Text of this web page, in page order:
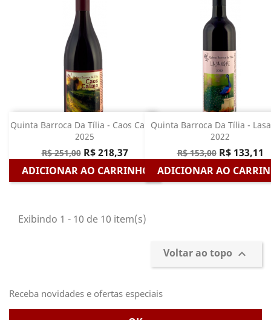
Quinta Barroca Da Tília - Caos Calmo
2025
R$ 251,00 R$ 218,37
ADICIONAR AO CARRINHO
Quinta Barroca Da Tília -
2022
R$ 153,00 R$ 133,11
ADICIONAR AO
Exibindo 1 - 10 de 10 item(s)
Voltar ao topo 
Receba novidades e ofertas especiais